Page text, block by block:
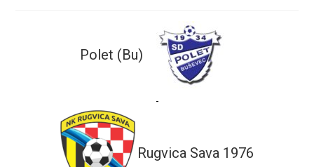
Polet (Bu)
-
Rugvica Sava 1976